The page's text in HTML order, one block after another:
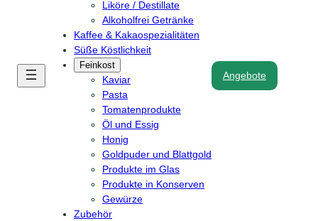
Liköre / Destillate
Alkoholfrei Getränke
Kaffee & Kakaospezialitäten
Süße Köstlichkeit
Feinkost
Kaviar
Pasta
Tomatenprodukte
Öl und Essig
Honig
Goldpuder und Blattgold
Produkte im Glas
Produkte in Konserven
Gewürze
Zubehör
Angebote